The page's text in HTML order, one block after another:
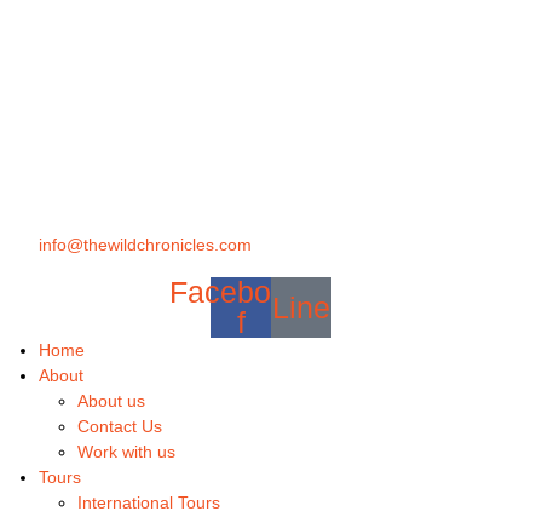
info@thewildchronicles.com
Facebook-
f
Line
Home
About
About us
Contact Us
Work with us
Tours
International Tours